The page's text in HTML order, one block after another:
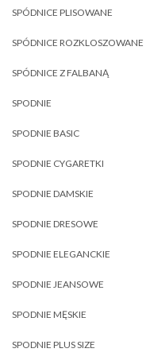
SPÓDNICE PLISOWANE
SPÓDNICE ROZKLOSZOWANE
SPÓDNICE Z FALBANĄ
SPODNIE
SPODNIE BASIC
SPODNIE CYGARETKI
SPODNIE DAMSKIE
SPODNIE DRESOWE
SPODNIE ELEGANCKIE
SPODNIE JEANSOWE
SPODNIE MĘSKIE
SPODNIE PLUS SIZE